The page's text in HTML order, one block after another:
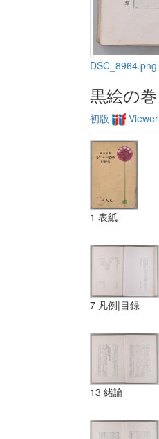
DSC_8964.png
黒絵の巻
初版 Viewer
1 表紙
7 凡例|目録
13 緒論